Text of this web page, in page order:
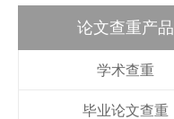
论文查重产品
学术查重
毕业论文查重